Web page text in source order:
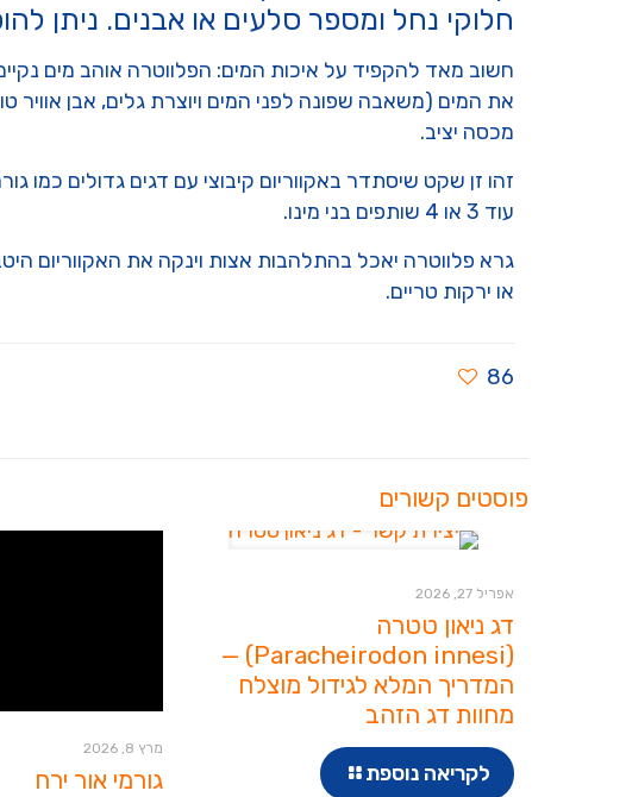
חלוקי נחל ומספר סלעים או אבנים. ניתן
חשוב מאד להקפיד על איכות המים: הפלווטרה אוהב מים
את המים (משאבה שפונה לפני המים ויוצרת גלים, אבן אוויר
מכסה יציב.
זהו זן שקט שיסתדר באקווריום קיבוצי עם דגים גדולים כמו
עוד 3 או 4 שותפים בני מינו.
גרא פלווטרה יאכל בהתלהבות אצות וינקה את האקווריום
או ירקות טריים.
86
פוסטים קשורים
אפריל 27, 2026
דג ניאון טטרה
(Paracheirodon innesi) —
המדריך המלא לגידול מוצלח
מחוות דג הזהב
לקריאה נוספת
מרץ 8, 2026
גורמי אור ירח